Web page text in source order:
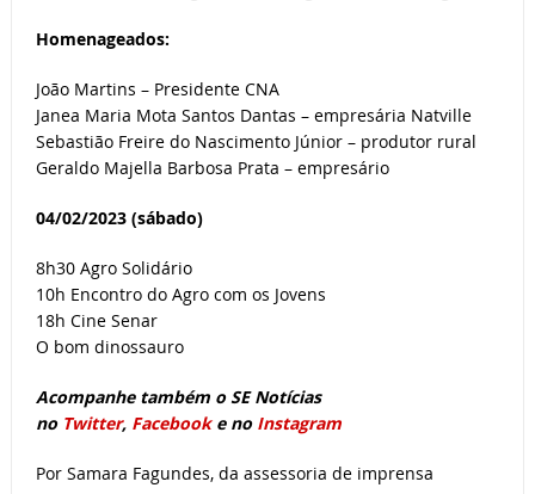
Homenageados:
João Martins – Presidente CNA
Janea Maria Mota Santos Dantas – empresária Natville
Sebastião Freire do Nascimento Júnior – produtor rural
Geraldo Majella Barbosa Prata – empresário
04/02/2023 (sábado)
8h30 Agro Solidário
10h Encontro do Agro com os Jovens
18h Cine Senar
O bom dinossauro
Acompanhe também o SE Notícias
no Twitter, Facebooke no Instagram
Por Samara Fagundes, da assessoria de imprensa